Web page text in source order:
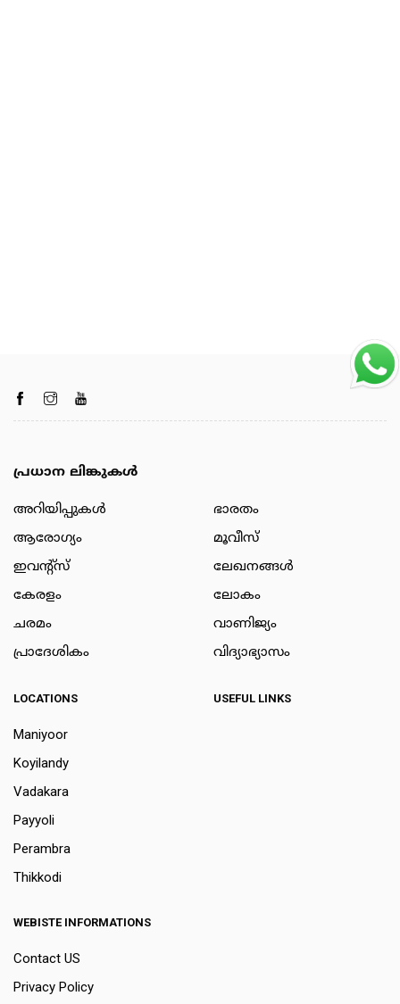
പ്രധാന ലിങ്കുകൾ
അറിയിപ്പുകള്‍
ആരോഗ്യം
ഇവന്റ്സ്
കേരളം
ചരമം
പ്രാദേശികം
ഭാരതം
മൂവീസ്
ലേഖനങ്ങള്‍
ലോകം
വാണിജ്യം
വിദ്യാഭ്യാസം
LOCATIONS
Maniyoor
Koyilandy
Vadakara
Payyoli
Perambra
Thikkodi
USEFUL LINKS
WEBISTE INFORMATIONS
Contact US
Privacy Policy